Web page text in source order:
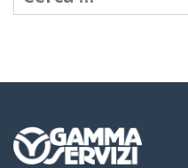
per: